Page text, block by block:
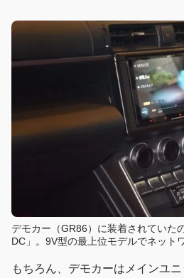
デモカー（GR86）に装着されていた
DC」。9V型の最上位モデルでネット
もちろん、デモカーはメインユ